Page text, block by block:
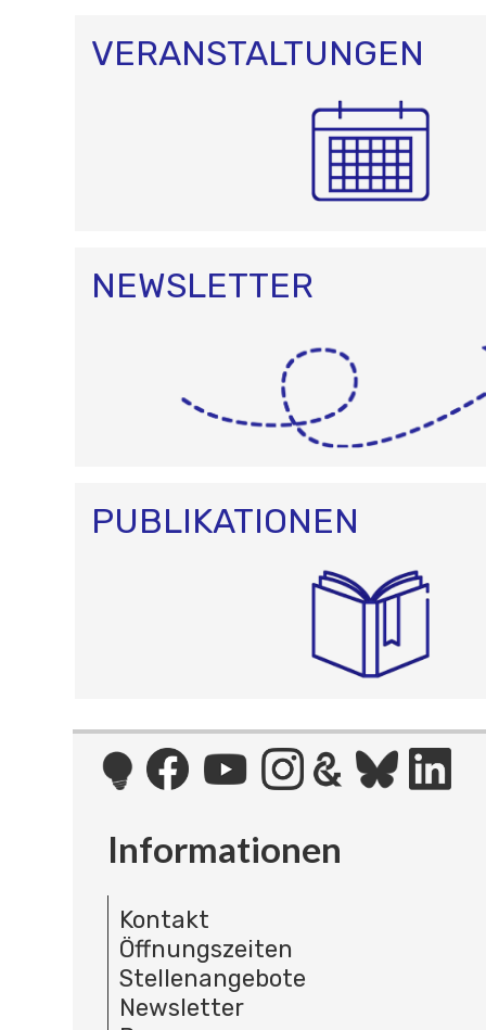
VERANSTALTUNGEN
NEWSLETTER
PUBLIKATIONEN
Informationen
Kontakt
Öffnungszeiten
Stellenangebote
Newsletter